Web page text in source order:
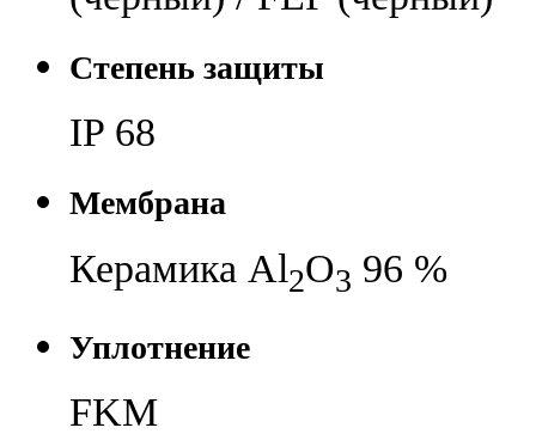
Степень защиты
IP 68
Мембрана
Керамика Al2O3 96 %
Уплотнение
FKM